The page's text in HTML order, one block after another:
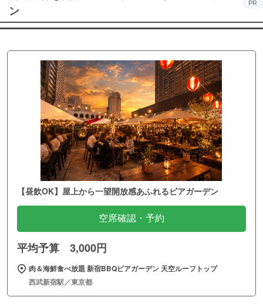
ン
PR
【昼飲OK】屋上から一望開放感あふれるビアガーデン
空席確認・予約
平均予算 3,000円
肉＆海鮮食べ放題 新宿BBQビアガーデン 天空ルーフトップ
西武新宿駅／東京都